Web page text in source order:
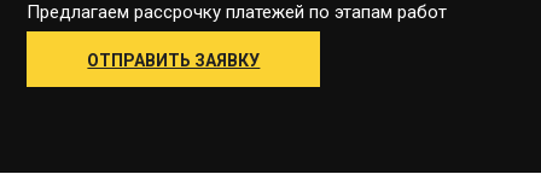
Предлагаем рассрочку платежей по этапам работ
ОТПРАВИТЬ ЗАЯВКУ